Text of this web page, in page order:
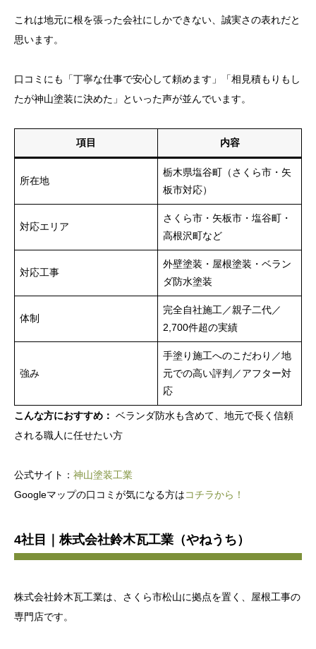
これは地元に根を張った会社にしかできない、誠実さの表れだと
思います。
口コミにも「丁寧な仕事で安心して頼めます」「相見積もりもし
たが神山塗装に決めた」といった声が並んでいます。
項目 内容
所在地
栃木県塩谷町（さくら市・矢
板市対応）
対応エリア
さくら市・矢板市・塩谷町・
高根沢町など
対応工事
外壁塗装・屋根塗装・ベラン
ダ防水塗装
体制
完全自社施工／親子二代／
2,700件超の実績
強み
手塗り施工へのこだわり／地
元での高い評判／アフター対
応
こんな方におすすめ： ベランダ防水も含めて、地元で長く信頼
される職人に任せたい方
公式サイト： 神山塗装工業
Googleマップの口コミが気になる方はコチラから！
4社目｜株式会社鈴木瓦工業（やねうち）
株式会社鈴木瓦工業は、さくら市松山に拠点を置く、屋根工事の
専門店です。